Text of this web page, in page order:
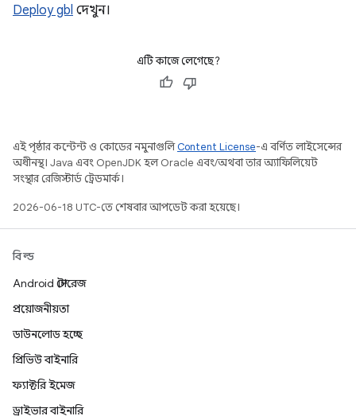
Deploy gbl দেখুন।
এটি কাজে লেগেছে?
এই পৃষ্ঠার কন্টেন্ট ও কোডের নমুনাগুলিContent License-এ বর্ণিত লাইসেন্সের
অধীনস্থ। Java এবং OpenJDK হল Oracle এবং/অথবা তার অ্যাফিলিয়েট
সংস্থার রেজিস্টার্ড ট্রেডমার্ক।
2026-06-18 UTC-তে শেষবার আপডেট করা হয়েছে।
বিল্ড
Android স্টোরেজ
প্রয়োজনীয়তা
ডাউনলোড হচ্ছে
প্রিভিউ বাইনারি
ফ্যাক্টরি ইমেজ
ড্রাইভার বাইনারি